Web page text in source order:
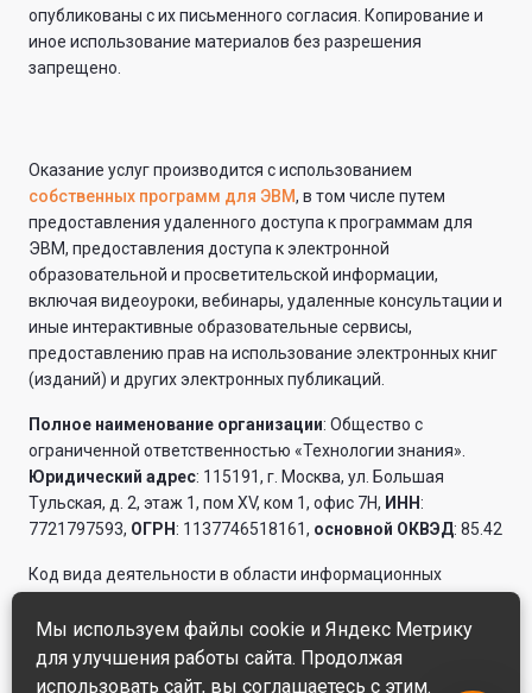
опубликованы с их письменного согласия. Копирование и
иное использование материалов без разрешения
запрещено.
Оказание услуг производится с использованием
собственных программ для ЭВМ, в том числе путем
предоставления удаленного доступа к программам для
ЭВМ, предоставления доступа к электронной
образовательной и просветительской информации,
включая видеоуроки, вебинары, удаленные консультации и
иные интерактивные образовательные сервисы,
предоставлению прав на использование электронных книг
(изданий) и других электронных публикаций.
Полное наименование организации: Общество с
ограниченной ответственностью «Технологии знания».
Юридический адрес: 115191, г. Москва, ул. Большая
Тульская, д. 2, этаж 1, пом XV, ком 1, офис 7Н, ИНН:
7721797593, ОГРН: 1137746518161, основной ОКВЭД: 85.42
Код вида деятельности в области информационных
Описания оказываемых услуг и их стоимость
Мы используем файлы cookie и Яндекс Метрику
для улучшения работы сайта. Продолжая
использовать сайт, вы соглашаетесь с этим.